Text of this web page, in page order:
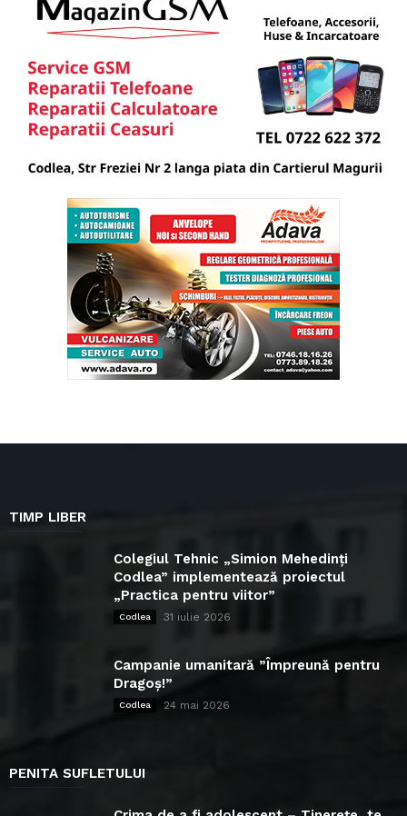
TIMP LIBER
Colegiul Tehnic „Simion Mehedinți
Codlea” implementează proiectul
„Practica pentru viitor”
Codlea 31 iulie 2026
Campanie umanitară ”Împreună pentru
Dragoș!”
Codlea 24 mai 2026
PENITA SUFLETULUI